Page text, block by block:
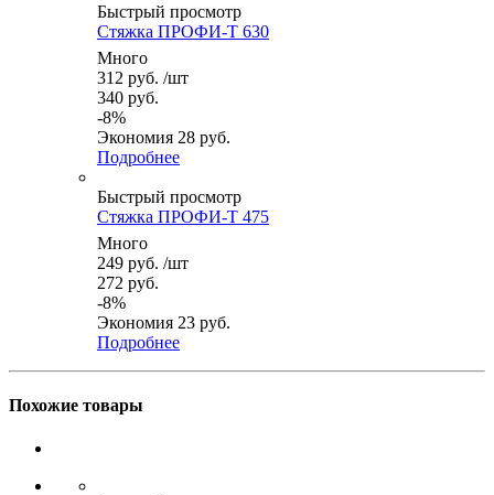
Быстрый просмотр
Стяжка ПРОФИ-Т 630
Много
312 руб. /шт
340 руб.
-8%
Экономия 28 руб.
Подробнее
Быстрый просмотр
Стяжка ПРОФИ-Т 475
Много
249 руб. /шт
272 руб.
-8%
Экономия 23 руб.
Подробнее
Похожие товары